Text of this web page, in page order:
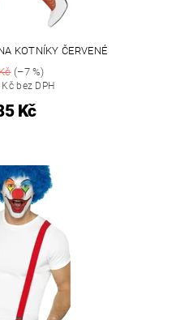
KOTNÍKY ČERVENÉ
(–7 %)
bez DPH
Kč